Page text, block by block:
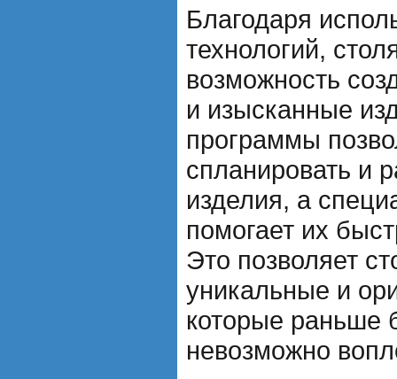
Благодаря
технологий,
возможность
и изысканные
программы
спланировать и
изделия, а
помогает их
Это позволяет
уникальные и
которые раньше
невозможно